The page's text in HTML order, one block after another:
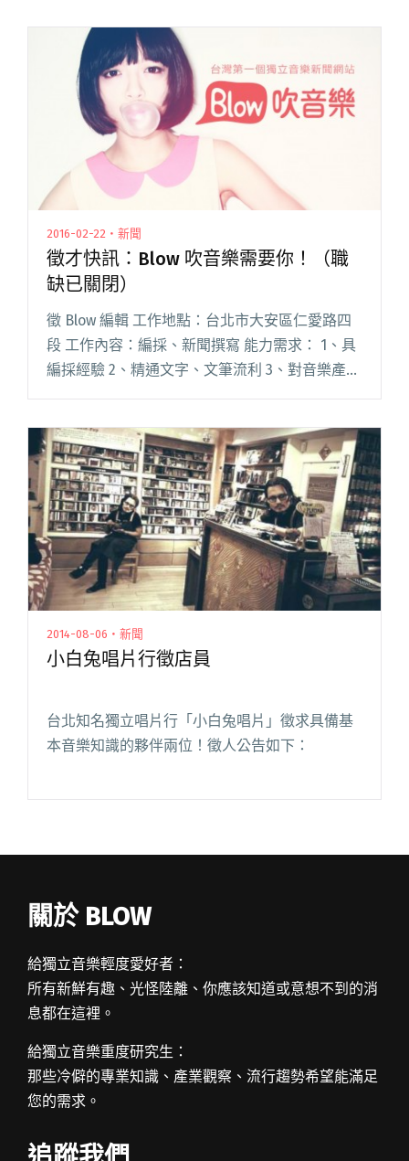
Stud閱讀全文 "112F Recording Studio 徵錄音助
2016-02-22・新聞
徵才快訊：Blow 吹音樂需要你！（職
缺已關閉）
徵 Blow 編輯 工作地點：台北市大安區仁愛路四
段 工作內容：編採、新聞撰寫 能力需求： 1、具
編採經驗 2、精通文字、文筆流利 3、對音樂產業
敏銳 4、有網路媒體操作經驗 加分條件： 1、具
讀全文 "徵才快訊：Blow 吹音樂需要你！（職缺
已關閉）"
2014-08-06・新聞
小白兔唱片行徵店員
台北知名獨立唱片行「小白兔唱片」徵求具備基
本音樂知識的夥伴兩位！徵人公告如下：
關於 BLOW
給獨立音樂輕度愛好者：
所有新鮮有趣、光怪陸離、你應該知道或意想不到的消
息都在這裡。
給獨立音樂重度研究生：
那些冷僻的專業知識、產業觀察、流行趨勢希望能滿足
您的需求。